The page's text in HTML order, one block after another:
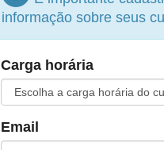
informação sobre seus
Carga horária
Email